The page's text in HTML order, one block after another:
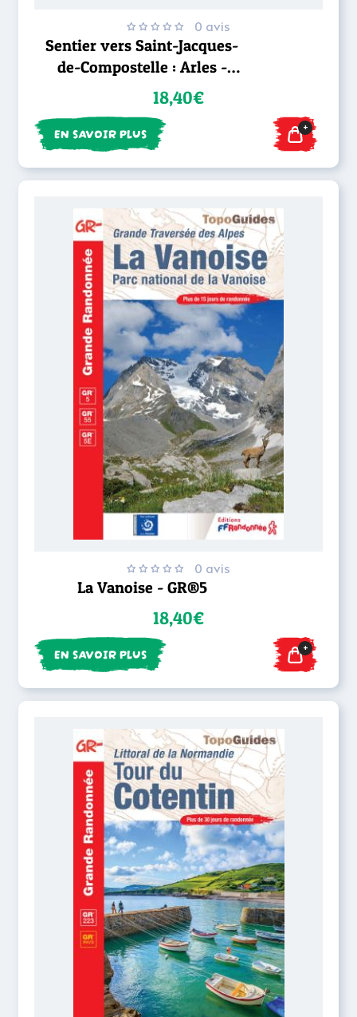
0 avis
Sentier vers Saint-Jacques-
de-Compostelle : Arles -
Toulouse - GR® 653
18,40€
EN SAVOIR PLUS +
0 avis
La Vanoise - GR®5
18,40€
EN SAVOIR PLUS +